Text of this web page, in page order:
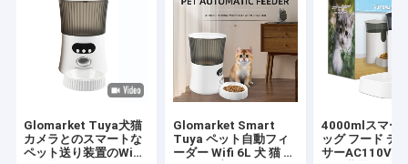
Glomarket Tuya犬猫
カメラとのスマートな
ペット送り装置のWifi
Glomarket Smart
Tuya ペット自動フィ
ーダー Wifi 6L 犬 猫 フ
4000mlスマー
ッグ フード デ
サーAC110V自